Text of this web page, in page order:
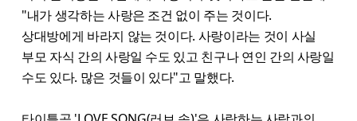
"내가 생각하는 사랑은 조건 없이 주는 것이다.
상대방에게 바라지 않는 것이다. 사랑이라는 것이 사실
부모 자식 간의 사랑일 수도 있고 친구나 연인 간의 사랑일
수도 있다. 많은 것들이 있다"고 말했다.